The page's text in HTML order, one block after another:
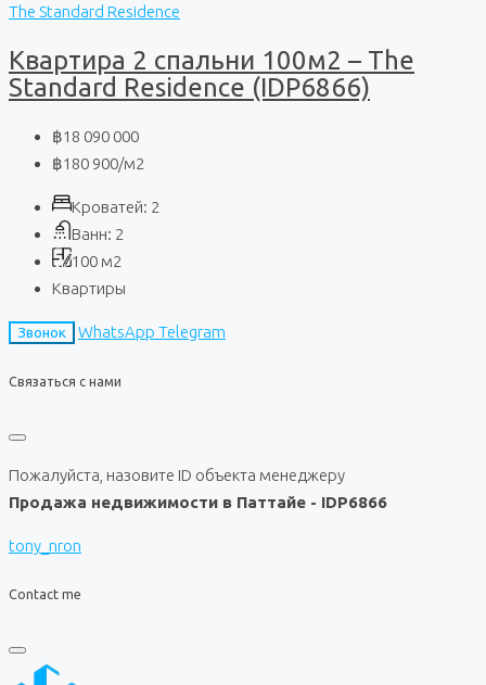
The Standard Residence
Квартира 2 спальни 100м2 – The
Standard Residence (IDP6866)
฿18 090 000
฿180 900/м2
Кроватей: 2
Ванн: 2
100 м2
Квартиры
Звонок WhatsApp Telegram
Связаться с нами
Пожалуйста, назовите ID объекта менеджеру
Продажа недвижимости в Паттайе - IDP6866
tony_nron
Contact me